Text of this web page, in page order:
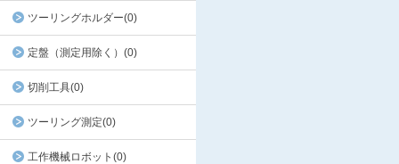
ツーリングホルダー(0)
定盤（測定用除く）(0)
切削工具(0)
ツーリング測定(0)
工作機械ロボット(0)